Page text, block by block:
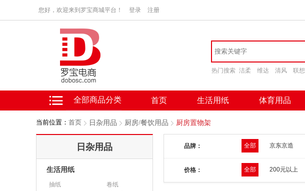
您好，欢迎来到罗宝商城平台！ 登录 注册
热门搜索 洁柔 维达 清风 联想
全部商品分类 首页 生活用纸 体育用品
当前位置： 首页 日杂用品 厨房/餐饮用品 厨房置物架
日杂用品
生活用纸
抽纸
卷纸
品牌： 全部 京东京造
价格： 全部 200元以上